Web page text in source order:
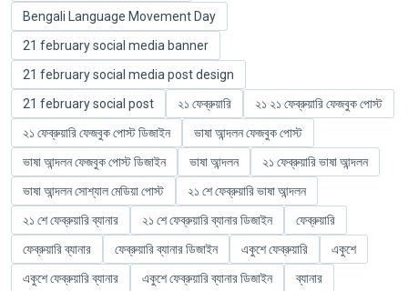
Bengali Language Movement Day
21 february social media banner
21 february social media post design
21 february social post
২১ ফেব্রুয়ারি
২১ ২১ ফেব্রুয়ারি ফেজবুক পোস্ট
২১ ফেব্রুয়ারি ফেজবুক পোস্ট ডিজাইন
ভাষা আন্দলন ফেজবুক পোস্ট
ভাষা আন্দলন ফেজবুক পোস্ট ডিজাইন
ভাষা আন্দলন
২১ ফেব্রুয়ারি ভাষা আন্দলন
ভাষা আন্দলন সোশ্যাল মেডিয়া পোস্ট
২১ শে ফেব্রুয়ারি ভাষা আন্দলন
২১ শে ফেব্রুয়ারি ব্যানার
২১ শে ফেব্রুয়ারি ব্যানার ডিজাইন
ফেব্রুয়ারি
ফেব্রুয়ারি ব্যানার
ফেব্রুয়ারি ব্যানার ডিজাইন একুশে ফেব্রুয়ারি
একুশে
একুশে ফেব্রুয়ারি ব্যানার
একুশে ফেব্রুয়ারি ব্যানার ডিজাইন
ব্যানার